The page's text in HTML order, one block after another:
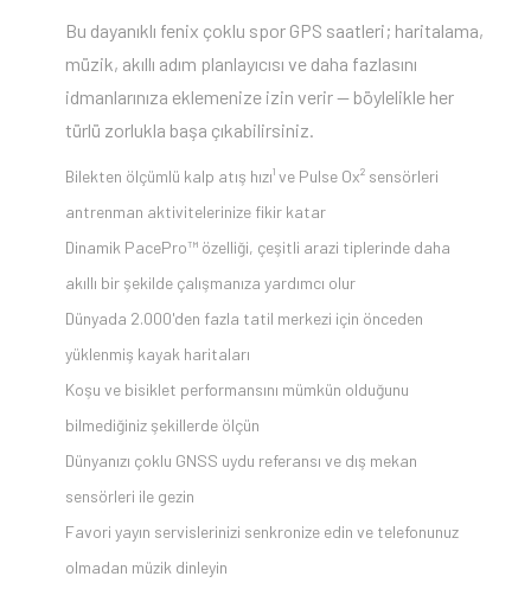
Bu dayanıklı fenix çoklu spor GPS saatleri; haritalama,
müzik, akıllı adım planlayıcısı ve daha fazlasını
idmanlarınıza eklemenize izin verir — böylelikle her
türlü zorlukla başa çıkabilirsiniz.
Bilekten ölçümlü kalp atış hızı¹ ve Pulse Ox² sensörleri
antrenman aktivitelerinize fikir katar
Dinamik PacePro™ özelliği, çeşitli arazi tiplerinde daha
akıllı bir şekilde çalışmanıza yardımcı olur
Dünyada 2.000'den fazla tatil merkezi için önceden
yüklenmiş kayak haritaları
Koşu ve bisiklet performansını mümkün olduğunu
bilmediğiniz şekillerde ölçün
Dünyanızı çoklu GNSS uydu referansı ve dış mekan
sensörleri ile gezin
Favori yayın servislerinizi senkronize edin ve telefonunuz
olmadan müzik dinleyin